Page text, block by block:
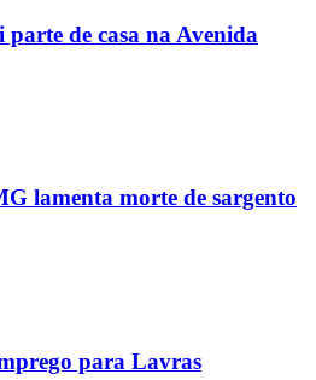
de casa na Avenida
lamenta morte de sargento
para Lavras